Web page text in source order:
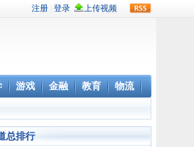
游戏 金融 教育 物流
总排行